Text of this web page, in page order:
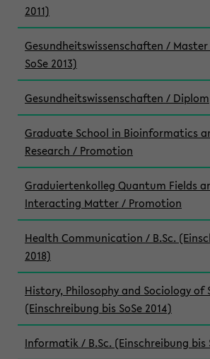
2011)
Gesundheitswissenschaften /
SoSe 2013)
Gesundheitswissenschaften / Diplom
Graduate School in Bioinformatics
Research / Promotion
Graduiertenkolleg Quantum Fields
Interacting Matter / Promotion
Health Communication / B.Sc.
2018)
History, Philosophy and Sociology of
(Einschreibung bis SoSe 2014)
Informatik / B.Sc. (Einschreibung bis